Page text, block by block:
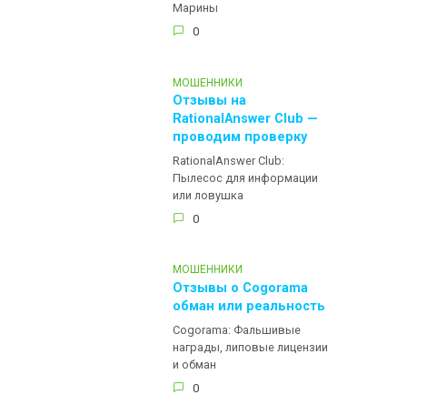
Марины
0
МОШЕННИКИ
Отзывы на
RationalAnswer Club —
проводим проверку
RationalAnswer Club:
Пылесос для информации
или ловушка
0
МОШЕННИКИ
Отзывы о Cogorama
обман или реальность
Cogorama: Фальшивые
награды, липовые лицензии
и обман
0